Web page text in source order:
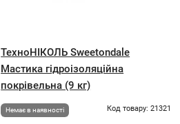
ТехноНІКОЛЬ Sweetondale
Мастика гідроізоляційна
покрівельна (9 кг)
Немає в наявності Код товару: 21321